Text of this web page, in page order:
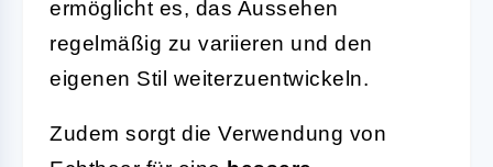
ermöglicht es, das Aussehen
regelmäßig zu variieren und den
eigenen Stil weiterzuentwickeln.
Zudem sorgt die Verwendung von